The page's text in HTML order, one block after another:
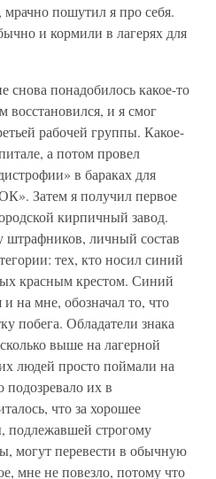
мрачно пошутил я про себя.
и кормили в лагерях для
снова понадобилось какое-то
восстановился, и я смог
рабочей группы. Какое-
а потом провел
в бараках для
Затем я получил первое
кирпичный завод.
штрафников, личный состав
тех, кто носил синий
красным крестом. Синий
на мне, обозначал то, что
побега. Обладатели знака
выше на лагерной
людей просто поймали на
подозревало их в
что за хорошее
подлежавшей строгому
могут перевести в обычную
мне не повезло, потому что